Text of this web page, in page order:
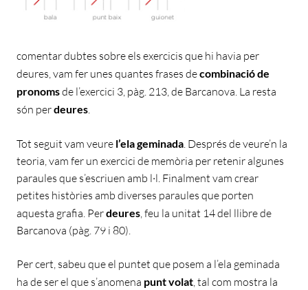
comentar dubtes sobre els exercicis que hi havia per
deures, vam fer unes quantes frases decombinació de
pronomsde l’exercici 3, pàg. 213, de Barcanova. La resta
són perdeures.
Tot seguit vam veure l’ela geminada. Després de veure’n la
teoria, vam fer un exercici de memòria per retenir algunes
paraules que s’escriuen amb l·l. Finalment vam crear
petites històries amb diverses paraules que porten
aquesta grafia. Perdeures, feu la unitat 14 del llibre de
Barcanova (pàg. 79 i 80).
Per cert, sabeu que el puntet que posem a l’ela geminada
ha de ser el que s’anomena punt volat, tal com mostra la